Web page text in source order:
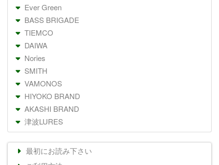
Ever Green
BASS BRIGADE
TIEMCO
DAIWA
Nories
SMITH
VAMONOS
HIYOKO BRAND
AKASHI BRAND
津波LURES
最初にお読み下さい